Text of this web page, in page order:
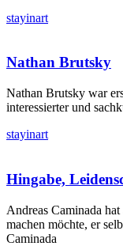
stayinart
Nathan Brutsky
Nathan Brutsky war
interessierter und
stayinart
Hingabe,
Andreas Caminada
machen möchte, er
Caminada